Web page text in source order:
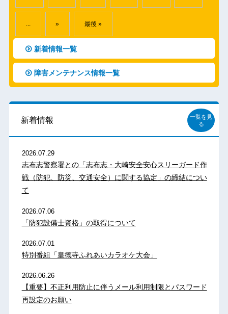
... » 最後 »
新着情報一覧
障害メンテナンス情報一覧
新着情報
一覧を見
る
2026.07.29
志布志警察署との「志布志・大崎安全安心スリーガード作
戦（防犯、防災、交通安全）に関する協定」の締結につい
て
2026.07.06
「防犯設備士資格」の取得について
2026.07.01
特別番組「皇徳寺ふれあいカラオケ大会」
2026.06.26
【重要】不正利用防止に伴うメール利用制限とパスワード
再設定のお願い